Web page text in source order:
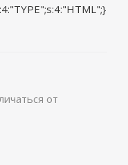
от